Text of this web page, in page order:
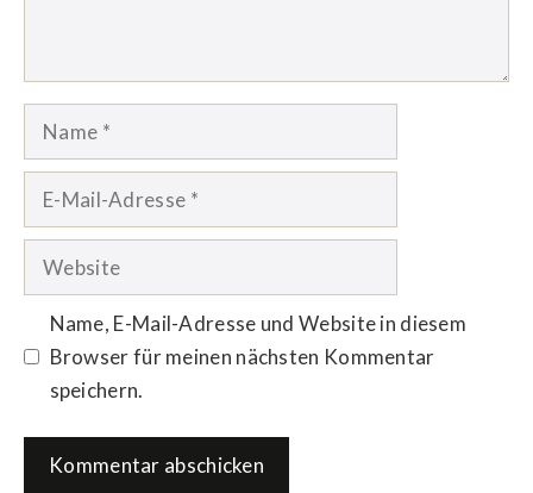
Name
Website
Name, E-Mail-Adresse und Website in diesem
Browser für meinen nächsten Kommentar
speichern.